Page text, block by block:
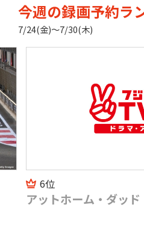
今週の録画予約ラ
7/24(金)〜7/30(木)
6位
アットホーム・ダッド